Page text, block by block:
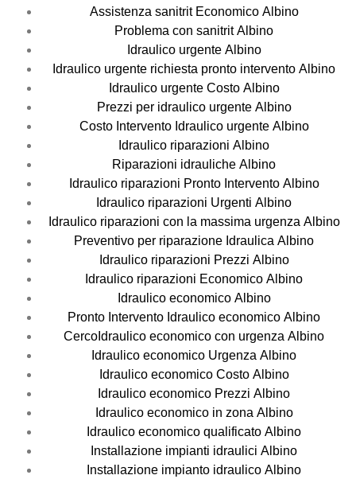
Assistenza sanitrit Economico Albino
Problema con sanitrit Albino
Idraulico urgente Albino
Idraulico urgente richiesta pronto intervento Albino
Idraulico urgente Costo Albino
Prezzi per idraulico urgente Albino
Costo Intervento Idraulico urgente Albino
Idraulico riparazioni Albino
Riparazioni idrauliche Albino
Idraulico riparazioni Pronto Intervento Albino
Idraulico riparazioni Urgenti Albino
Idraulico riparazioni con la massima urgenza Albino
Preventivo per riparazione Idraulica Albino
Idraulico riparazioni Prezzi Albino
Idraulico riparazioni Economico Albino
Idraulico economico Albino
Pronto Intervento Idraulico economico Albino
CercoIdraulico economico con urgenza Albino
Idraulico economico Urgenza Albino
Idraulico economico Costo Albino
Idraulico economico Prezzi Albino
Idraulico economico in zona Albino
Idraulico economico qualificato Albino
Installazione impianti idraulici Albino
Installazione impianto idraulico Albino